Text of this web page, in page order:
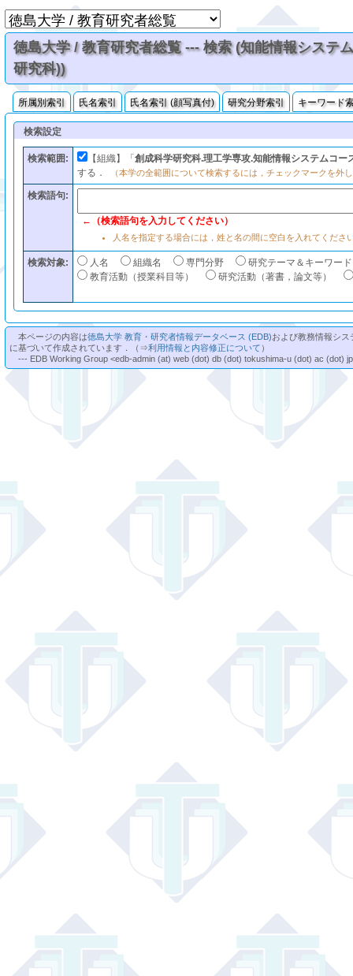
徳島大学 / 教育研究者総覧 --- 検索 (知能情報システ
研究科))
所属別索引 氏名索引 氏名索引 (顔写真付) 研究分野索引 キーワード
検索設定
検索範囲: 【組織】「 創成科学研究科.理工学専攻.知能情報システムコー
する．
（本学の全範囲について検索するには，チェックマークを外
検索語句:
←（検索語句を入力してください）
人名を指定する場合には，姓と名の間に空白を入れてくださ
検索対象: 人名 組織名 専門分野
研究テーマ＆キーワード
教育活動（授業科目等）
研究活動（著書，論文等）
本ページの内容は徳島大学 教育・研究者情報データベース (EDB)および教務情報シ
に基づいて作成されています．（⇒利用情報と内容修正について ）
--- EDB Working Group <edb-admin (at) web (dot) db (dot) tokushima-u (dot) ac (dot)